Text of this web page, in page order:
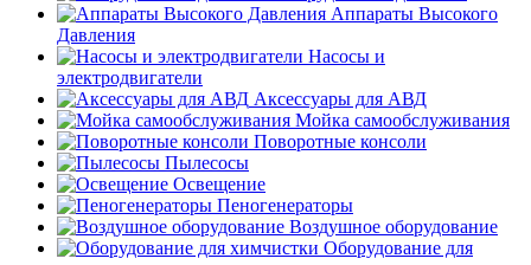
Аппараты Высокого
Давления
Насосы и
электродвигатели
Аксессуары для АВД
Мойка самообслуживания
Поворотные консоли
Пылесосы
Освещение
Пеногенераторы
Воздушное оборудование
Оборудование для